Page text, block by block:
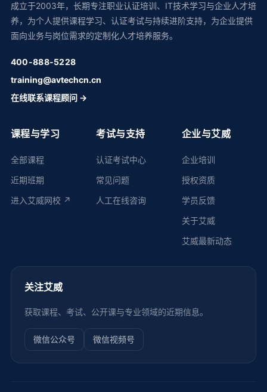
成立于2003年，长期专注职业认证培训、IT技术学习与企业人才培
养，为个人提供课程学习、认证考试与持续进阶支持，为企业提供
面向业务与岗位需求的定制化人才培养服务。
400-888-5228
training@avtechcn.cn
在线联系课程顾问 →
课程与学习
全部课程
近期班期
进入艾威网校 ↗
考试与支持
认证考试中心
常见问题
人工在线咨询
企业与艾威
企业培训
授权资质
学员反馈
关于艾威
艾威最新动态
关注艾威
获取课程、考试、公开课与专业领域的近期信息。
微信公众号 微信视频号